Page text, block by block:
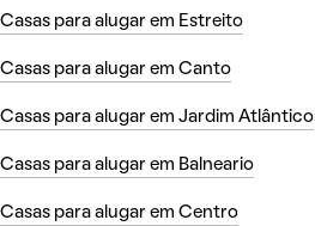
Casas para alugar em Estreito
Casas para alugar em Canto
Casas para alugar em Jardim Atlântico
Casas para alugar em Balneario
Casas para alugar em Centro